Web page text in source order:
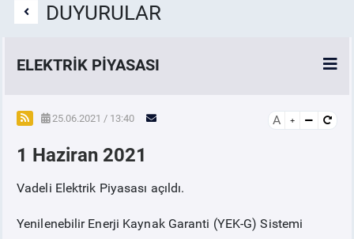
DUYURULAR
ELEKTRİK PİYASASI
SPOT ELEKTRİK PİYASALARI
ÖRNEK FİNANS BELGELERİ
25.06.2021 / 13:40 A
1 Haziran 2021
Vadeli Elektrik Piyasası açıldı.
Yenilenebilir Enerji Kaynak Garanti (YEK-G) Sistemi